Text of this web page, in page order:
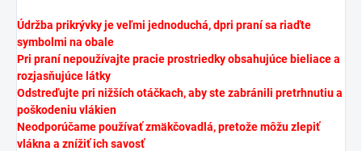
Údržba prikrývky je veľmi jednoduchá, dpri praní sa riaďte
symbolmi na obale
Pri praní nepoužívajte pracie prostriedky obsahujúce bieliace a
rozjasňujúce látky
Odstreďujte pri nižších otáčkach, aby ste zabránili pretrhnutiu a
poškodeniu vlákien
Neodporúčame používať zmäkčovadlá, pretože môžu zlepiť
vlákna a znížiť ich savosť